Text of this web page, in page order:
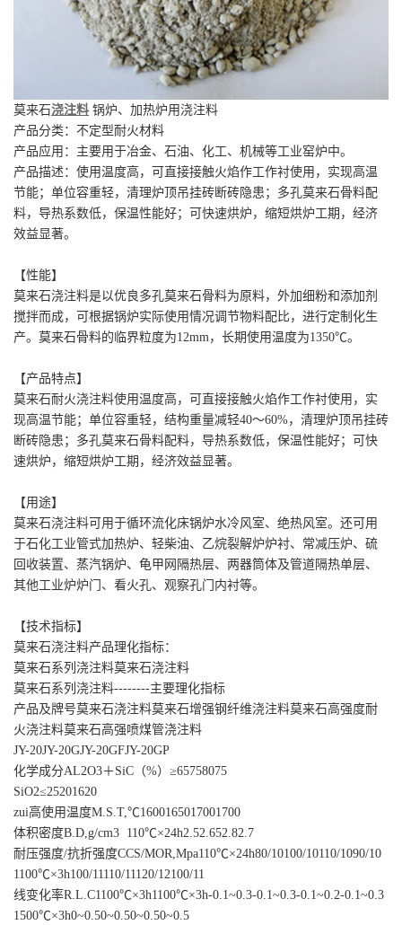
莫来石浇注料 锅炉、加热炉用浇注料
产品分类：不定型耐火材料
产品应用：主要用于冶金、石油、化工、机械等工业窑炉中。
产品描述：使用温度高，可直接接触火焰作工作衬使用，实现高温
节能；单位容重轻，清理炉顶吊挂砖断砖隐患；多孔莫来石骨料配
料，导热系数低，保温性能好；可快速烘炉，缩短烘炉工期，经济
效益显著。
【性能】
莫来石浇注料是以优良多孔莫来石骨料为原料，外加细粉和添加剂
搅拌而成，可根据锅炉实际使用情况调节物料配比，进行定制化生
产。莫来石骨料的临界粒度为12mm，长期使用温度为1350℃。
【产品特点】
莫来石耐火浇注料使用温度高，可直接接触火焰作工作衬使用，实
现高温节能；单位容重轻，结构重量减轻40～60%，清理炉顶吊挂砖
断砖隐患；多孔莫来石骨料配料，导热系数低，保温性能好；可快
速烘炉，缩短烘炉工期，经济效益显著。
【用途】
莫来石浇注料可用于循环流化床锅炉水冷风室、绝热风室。还可用
于石化工业管式加热炉、轻柴油、乙烷裂解炉炉衬、常减压炉、硫
回收装置、蒸汽锅炉、龟甲网隔热层、两器筒体及管道隔热单层、
其他工业炉炉门、看火孔、观察孔门内衬等。
【技术指标】
莫来石浇注料产品理化指标：
莫来石系列浇注料莫来石浇注料
莫来石系列浇注料--------主要理化指标
产品及牌号莫来石浇注料莫来石增强钢纤维浇注料莫来石高强度耐
火浇注料莫来石高强喷煤管浇注料
JY-20JY-20GJY-20GFJY-20GP
化学成分AL2O3＋SiC（%）≥65758075
SiO2≤25201620
zui高使用温度M.S.T,℃1600165017001700
体积密度B.D,g/cm3 110℃×24h2.52.652.82.7
耐压强度/抗折强度CCS/MOR,Mpa110℃×24h80/10100/10110/1090/10
1100℃×3h100/11110/11120/12100/11
线变化率R.L.C1100℃×3h1100℃×3h-0.1~0.3-0.1~0.3-0.1~0.2-0.1~0.3
1500℃×3h0~0.50~0.50~0.50~0.5